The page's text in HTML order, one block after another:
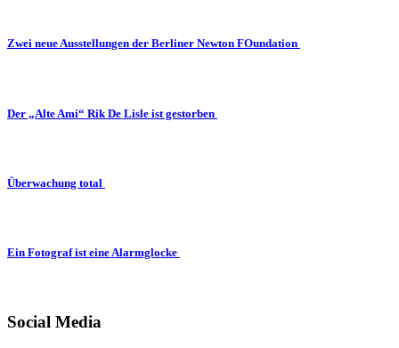
Zwei neue Ausstellungen der Berliner Newton FOundation
Der „Alte Ami“ Rik De Lisle ist gestorben
Überwachung total
Ein Fotograf ist eine Alarmglocke
Social Media